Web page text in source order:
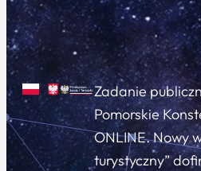
Zadanie
Pomorskie
ONLINE. Nowy
turystyczny”